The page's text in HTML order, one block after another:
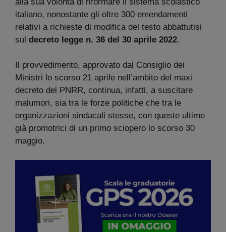
italiano, nonostante gli oltre 300 emendamenti
relativi a richieste di modifica del testo abbattutisi
sul decreto legge n. 36 del 30 aprile 2022.
Il provvedimento, approvato dal Consiglio dei
Ministri lo scorso 21 aprile nell’ambito del maxi
decreto del PNRR, continua, infatti, a suscitare
malumori, sia tra le forze politiche che tra le
organizzazioni sindacali stesse, con queste ultime
già promotrici di un primo sciopero lo scorso 30
maggio.